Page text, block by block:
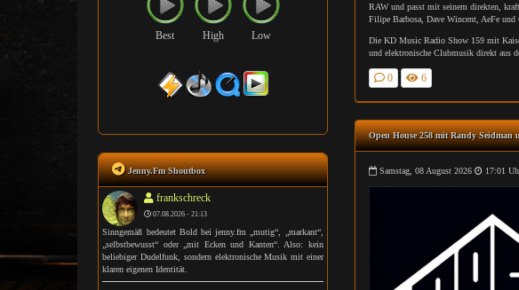
Best High Low
Jenny.Fm Shoutbox
frankschreck
07.08.2026 - 21:13
Sinngemäß bedeutet Bold bei jenny.fm „mutig“, „markant“,
„selbstbewusst“ oder „mit Ecken und Kanten“. Also: kein
beliebiger Dudelfunk, sondern elektronische Musik mit einer
klaren eigenen Identität.
RAW und passt mit seinem direkten,
Filipe Barbosa, Dave Wincent, AeFe
Die KD Music Radio Show 159 mit
und elektronische Clubmusik direkt aus
0 6
Open House 258 mit Randy Seidman
Samstag, 08 August 2026 17:01